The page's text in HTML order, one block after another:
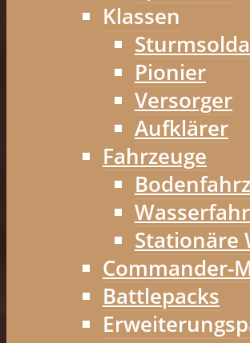
Klassen
Pionier
Versorger
Aufklärer
Fahrzeuge
Stationäre
Commander-
Battlepacks